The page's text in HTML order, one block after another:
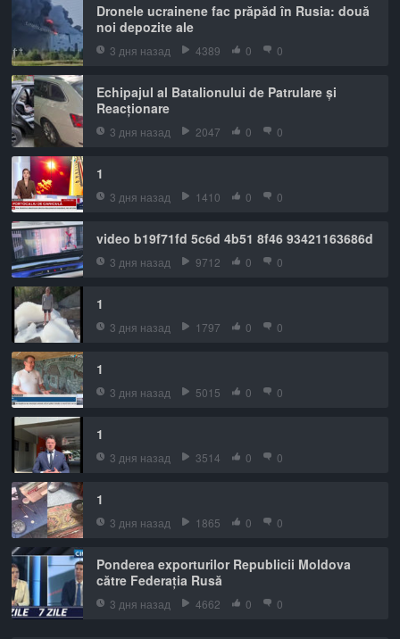
Dronele ucrainene fac prăpăd în Rusia: două
noi depozite ale
3 дня назад 4389 0 0
Echipajul al Batalionului de Patrulare și
Reacționare
3 дня назад 2047 0 0
1
3 дня назад 1410 0 0
video b19f71fd 5c6d 4b51 8f46 93421163686d
3 дня назад 9712 0 0
1
3 дня назад 1797 0 0
1
3 дня назад 5015 0 0
1
3 дня назад 3514 0 0
1
3 дня назад 1865 0 0
Ponderea exporturilor Republicii Moldova
către Federația Rusă
3 дня назад 4662 0 0